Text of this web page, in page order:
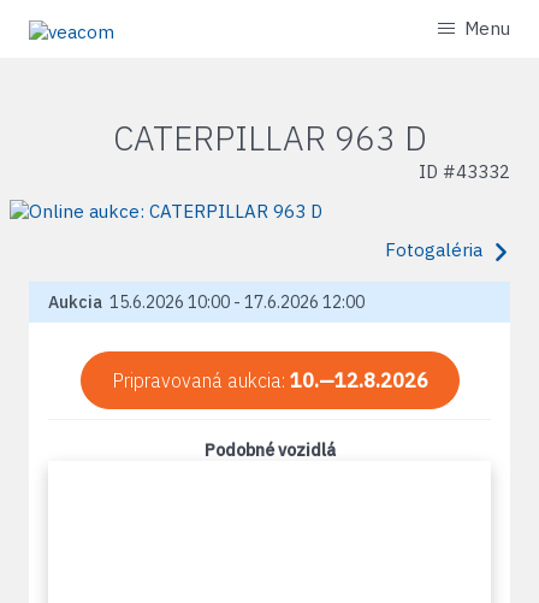
Menu
CATERPILLAR 963 D
ID #43332
Fotogaléria
Aukcia 15.6.2026 10:00 - 17.6.2026 12:00
Pripravovaná aukcia: 10.—12.8.2026
Podobné vozidlá